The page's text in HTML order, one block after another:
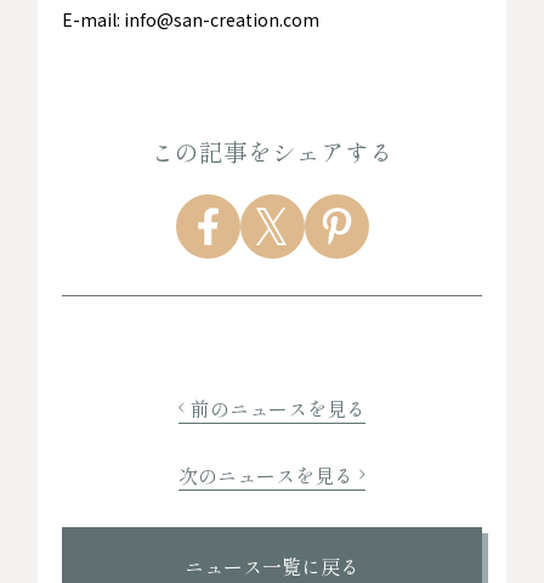
E-mail: info@san-creation.com
この記事をシェアする
前のニュースを見る
次のニュースを見る
ニュース一覧に戻る